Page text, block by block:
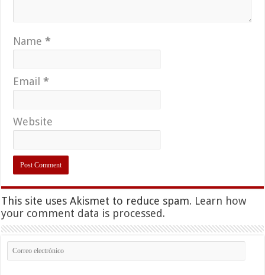
Name*
Email*
Website
This site uses Akismet to reduce spam. Learn how
your comment data is processed.
Correo
electrónico